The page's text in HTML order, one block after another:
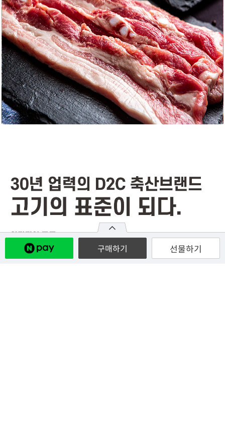
구매하기 선물하기